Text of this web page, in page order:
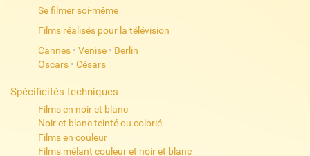
Se filmer soi-même
Films réalisés pour la télévision
Cannes • Venise • Berlin
Oscars • Césars
Spécificités techniques
Films en noir et blanc
Noir et blanc teinté ou colorié
Films en couleur
Films mêlant couleur et noir et blanc